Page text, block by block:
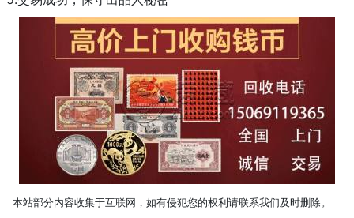
本站部分内容收集于互联网，如有侵犯您的权利请联系我们及时删除。